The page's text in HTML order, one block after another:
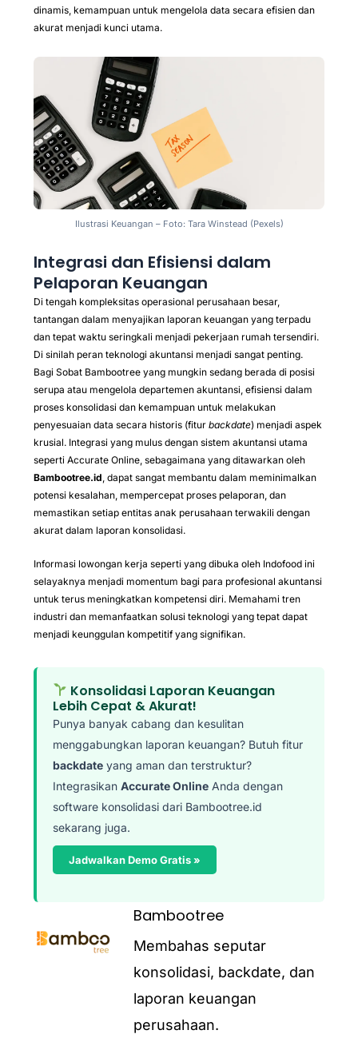
dinamis, kemampuan untuk mengelola data secara efisien dan
akurat menjadi kunci utama.
Ilustrasi Keuangan – Foto: Tara Winstead (Pexels)
Integrasi dan Efisiensi dalam
Pelaporan Keuangan
Di tengah kompleksitas operasional perusahaan besar,
tantangan dalam menyajikan laporan keuangan yang terpadu
dan tepat waktu seringkali menjadi pekerjaan rumah tersendiri.
Di sinilah peran teknologi akuntansi menjadi sangat penting.
Bagi Sobat Bambootree yang mungkin sedang berada di posisi
serupa atau mengelola departemen akuntansi, efisiensi dalam
proses konsolidasi dan kemampuan untuk melakukan
penyesuaian data secara historis (fitur backdate) menjadi aspek
krusial. Integrasi yang mulus dengan sistem akuntansi utama
seperti Accurate Online, sebagaimana yang ditawarkan oleh
Bambootree.id , dapat sangat membantu dalam meminimalkan
potensi kesalahan, mempercepat proses pelaporan, dan
memastikan setiap entitas anak perusahaan terwakili dengan
akurat dalam laporan konsolidasi.
Informasi lowongan kerja seperti yang dibuka oleh Indofood ini
selayaknya menjadi momentum bagi para profesional akuntansi
untuk terus meningkatkan kompetensi diri. Memahami tren
industri dan memanfaatkan solusi teknologi yang tepat dapat
menjadi keunggulan kompetitif yang signifikan.
Konsolidasi Laporan Keuangan
Lebih Cepat & Akurat!
Punya banyak cabang dan kesulitan
menggabungkan laporan keuangan? Butuh fitur
backdate yang aman dan terstruktur?
Integrasikan Accurate Online Anda dengan
software konsolidasi dari Bambootree.id
sekarang juga.
Jadwalkan Demo Gratis »
Bambootree
Membahas seputar
konsolidasi, backdate, dan
laporan keuangan
perusahaan.